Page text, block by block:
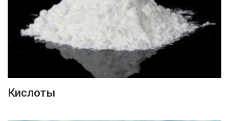
ПОДРОБНЕЕ
Кислоты